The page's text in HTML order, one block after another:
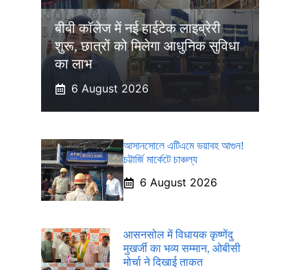
बीबी कॉलेज में नई हाईटेक लाइब्रेरी
शुरू, छात्रों को मिलेगा आधुनिक सुविधा
का लाभ
6 August 2026
আসানসোলে এটিএমে ভয়াবহ আগুন!
চট্টার্জি মার্কেটে চাঞ্চল্য
6 August 2026
आसनसोल में विधायक कृष्णेंदु
मुखर्जी का भव्य सम्मान, ओबीसी
मोर्चा ने दिखाई ताकत